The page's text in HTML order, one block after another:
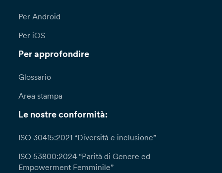
Per Android
Per iOS
Per approfondire
Glossario
Area stampa
Le nostre conformità:
ISO 30415:2021 “Diversità e inclusione”
ISO 53800:2024 “Parità di Genere ed
Empowerment Femminile”